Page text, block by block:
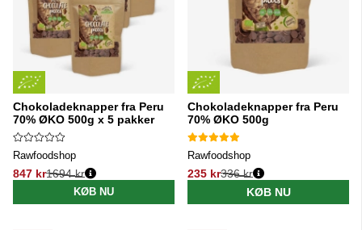
Chokoladeknapper fra Peru
70% ØKO 500g x 5 pakker
Rawfoodshop
847 kr
Normalpris:
1694 kr
KØB NU
Chokoladeknapper fra Peru
70% ØKO 500g
Rawfoodshop
235 kr
Normalpris:
336 kr
KØB NU